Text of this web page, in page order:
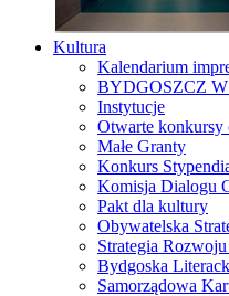
Kultura
Kalendarium
BYDGOSZCZ
Instytucje
Otwarte konkursy
Małe Granty
Konkurs
Komisja Dialogu
Pakt dla kultury
Obywatelska
Strategia
Bydgoska
Samorządowa